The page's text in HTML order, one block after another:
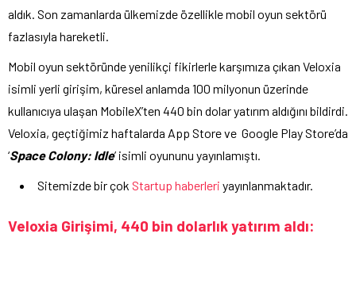
aldık. Son zamanlarda ülkemizde özellikle mobil oyun sektörü
fazlasıyla hareketli.
Mobil oyun sektöründe yenilikçi fikirlerle karşımıza çıkan Veloxia
isimli yerli girişim, küresel anlamda 100 milyonun üzerinde
kullanıcıya ulaşan MobileX’ten 440 bin dolar yatırım aldığını bildirdi.
Veloxia, geçtiğimiz haftalarda App Store ve Google Play Store’da
‘Space Colony: Idle’ isimli oyununu yayınlamıştı.
Sitemizde bir çok Startup haberleri yayınlanmaktadır.
Veloxia Girişimi, 440 bin dolarlık yatırım aldı: